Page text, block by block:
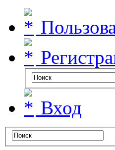
Вход